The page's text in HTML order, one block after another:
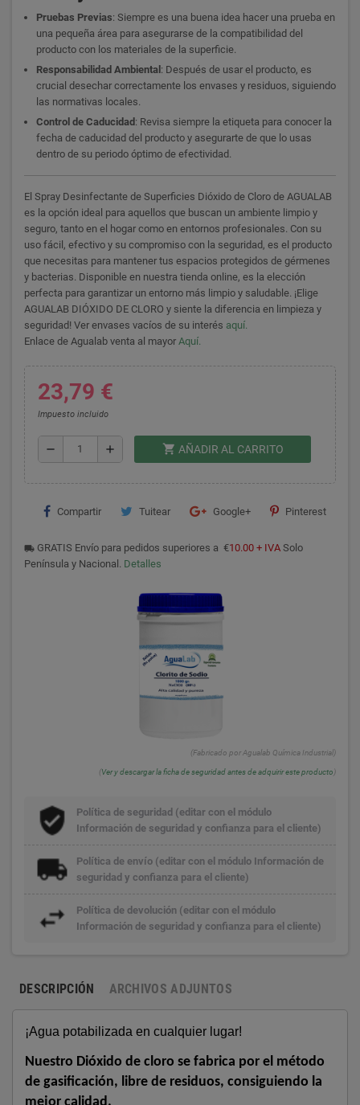
Pruebas Previas: Siempre es una buena idea hacer una prueba en
una pequeña área para asegurarse de la compatibilidad del
producto con los materiales de la superficie.
Responsabilidad Ambiental : Después de usar el producto, es
crucial desechar correctamente los envases y residuos, siguiendo
las normativas locales.
Control de Caducidad : Revisa siempre la etiqueta para conocer la
fecha de caducidad del producto y asegurarte de que lo usas
dentro de su periodo óptimo de efectividad.
El Spray Desinfectante de Superficies Dióxido de Cloro de AGUALAB
es la opción ideal para aquellos que buscan un ambiente limpio y
seguro, tanto en el hogar como en entornos profesionales. Con su
uso fácil, efectivo y su compromiso con la seguridad, es el producto
que necesitas para mantener tus espacios protegidos de gérmenes
y bacterias. Disponible en nuestra tienda online, es la elección
perfecta para garantizar un entorno más limpio y saludable. ¡Elige
AGUALAB DIÓXIDO DE CLORO y siente la diferencia en limpieza y
seguridad! Ver envases vacíos de su interés aquí.
Enlace de Agualab venta al mayor Aquí.
23,79 €
Impuesto incluido
remove add shopping_cart AÑADIR AL CARRITO
Compartir Tuitear Google+ Pinterest
local_shipping GRATIS Envío para pedidos superiores a €10.00 + IVA Solo
Península y Nacional. Detalles
(Fabricado por Agualab Química Industrial)
(Ver y descargar la ficha de seguridad antes de adquirir este producto)
Política de seguridad (editar con el módulo
Información de seguridad y confianza para el cliente)
Política de envío (editar con el módulo Información de
seguridad y confianza para el cliente)
Política de devolución (editar con el módulo
Información de seguridad y confianza para el cliente)
DESCRIPCIÓN ARCHIVOS ADJUNTOS
¡Agua potabilizada en cualquier lugar!
Nuestro Dióxido de cloro se fabrica por el método
de gasificación, libre de residuos, consiguiendo la